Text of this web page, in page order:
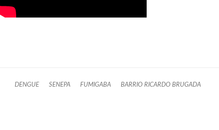
DENGUE SENEPA FUMIGABA BARRIO RICARDO BRUGADA